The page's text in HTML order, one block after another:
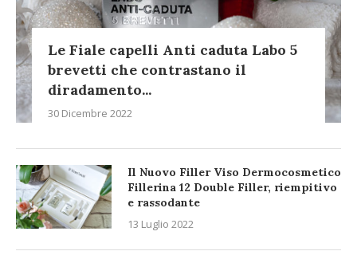
Le Fiale capelli Anti caduta Labo 5
brevetti che contrastano il
diradamento...
30 Dicembre 2022
Il Nuovo Filler Viso Dermocosmetico
Fillerina 12 Double Filler, riempitivo
e rassodante
13 Luglio 2022